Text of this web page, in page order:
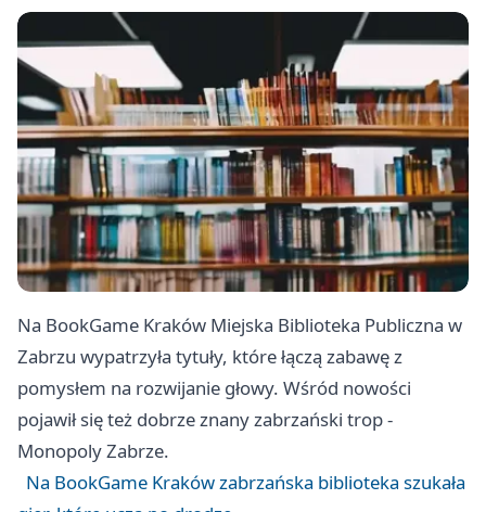
Na BookGame Kraków Miejska Biblioteka Publiczna w
Zabrzu wypatrzyła tytuły, które łączą zabawę z
pomysłem na rozwijanie głowy. Wśród nowości
pojawił się też dobrze znany zabrzański trop -
Monopoly Zabrze.
Na BookGame Kraków zabrzańska biblioteka szukała